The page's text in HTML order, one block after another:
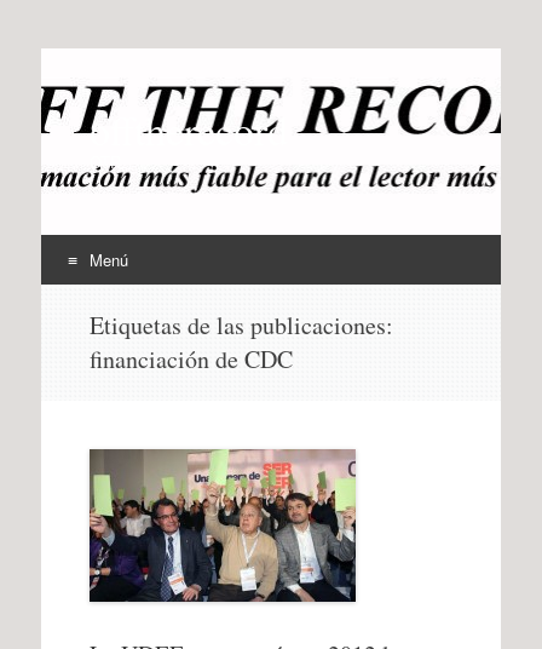
offtherecord
OTR
Menú
contenido
Etiquetas de las publicaciones:
financiación de CDC